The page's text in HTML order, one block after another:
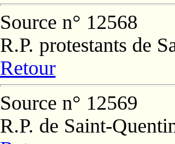
Source n° 12568
R.P. protestants de
Retour
Source n° 12569
R.P. de Saint-